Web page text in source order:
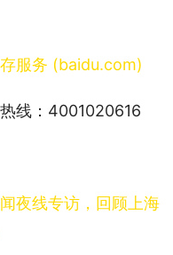
服务 (baidu.com)
线：4001020616
夜线专访，回顾上海